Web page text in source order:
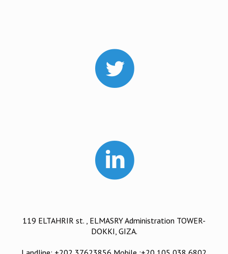
119 ELTAHRIR st. , ELMASRY Administration TOWER-
DOKKI, GIZA.